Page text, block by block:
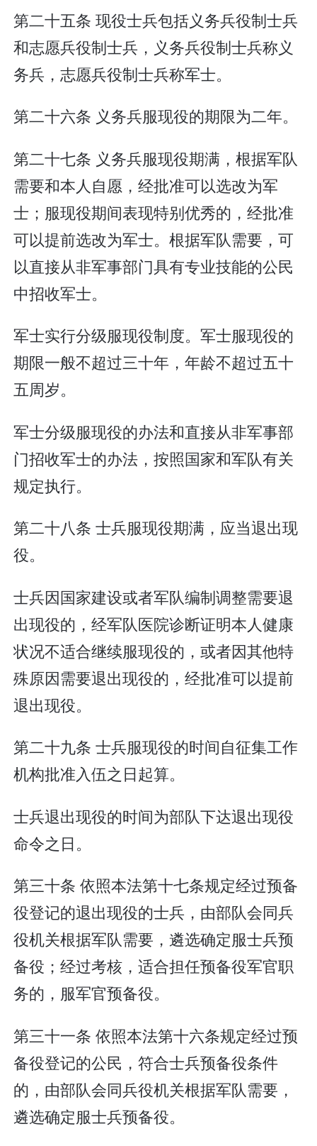
第二十五条 现役士兵包括义务兵役制士兵
和志愿兵役制士兵，义务兵役制士兵称义
务兵，志愿兵役制士兵称军士。
第二十六条 义务兵服现役的期限为二年。
第二十七条 义务兵服现役期满，根据军队
需要和本人自愿，经批准可以选改为军
士；服现役期间表现特别优秀的，经批准
可以提前选改为军士。根据军队需要，可
以直接从非军事部门具有专业技能的公民
中招收军士。
军士实行分级服现役制度。军士服现役的
期限一般不超过三十年，年龄不超过五十
五周岁。
军士分级服现役的办法和直接从非军事部
门招收军士的办法，按照国家和军队有关
规定执行。
第二十八条 士兵服现役期满，应当退出现
役。
士兵因国家建设或者军队编制调整需要退
出现役的，经军队医院诊断证明本人健康
状况不适合继续服现役的，或者因其他特
殊原因需要退出现役的，经批准可以提前
退出现役。
第二十九条 士兵服现役的时间自征集工作
机构批准入伍之日起算。
士兵退出现役的时间为部队下达退出现役
命令之日。
第三十条 依照本法第十七条规定经过预备
役登记的退出现役的士兵，由部队会同兵
役机关根据军队需要，遴选确定服士兵预
备役；经过考核，适合担任预备役军官职
务的，服军官预备役。
第三十一条 依照本法第十六条规定经过预
备役登记的公民，符合士兵预备役条件
的，由部队会同兵役机关根据军队需要，
遴选确定服士兵预备役。